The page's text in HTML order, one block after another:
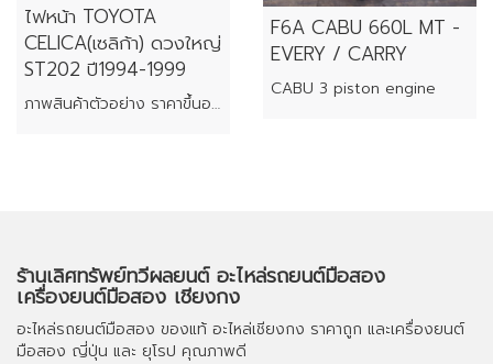
ไฟหน้า TOYOTA
CELICA(เซลิก้า) ดวงใหญ่
ST202 ปี1994-1999
ภาพสินค้าตัวอย่าง ราคาขึ้นอยู่กับสภาพของแต่ละชิ้น
F6A CABU 660L MT -
EVERY / CARRY
CABU 3 piston engine
ร้านเลิศทรัพย์ทวีผลยนต์ อะไหล่รถยนต์มือสอง
เครื่องยนต์มือสอง เชียงกง
อะไหล่รถยนต์มือสอง ของแท้ อะไหล่เชียงกง ราคาถูก และเครื่องยนต์
มือสอง ญี่ปุ่น และ ยุโรป คุณภาพดี